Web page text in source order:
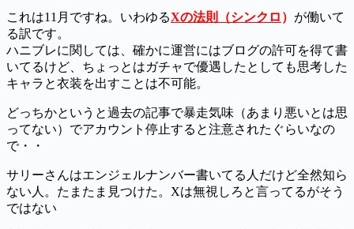
これは11月ですね。いわゆるXの法則（シンクロ ） が働いて
る訳です。
ハニブレに関しては、確かに運営にはブログの許可を得て書
いてるけど、ちょっとはガチャで優遇したとしても思考した
キャラと衣装を出すことは不可能。
どっちかというと過去の記事で暴走気味（あまり悪いとは思
ってない）でアカウント停止すると注意されたぐらいなの
で・・
サリーさんはエンジェルナンバー書いてる人だけど全然知ら
ない人。たまたま見つけた。Xは無視しろと言ってるがそう
ではない